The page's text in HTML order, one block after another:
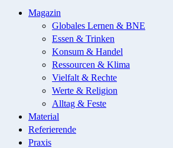
Magazin
Globales Lernen & BNE
Essen & Trinken
Konsum & Handel
Ressourcen & Klima
Vielfalt & Rechte
Werte & Religion
Alltag & Feste
Material
Referierende
Praxis